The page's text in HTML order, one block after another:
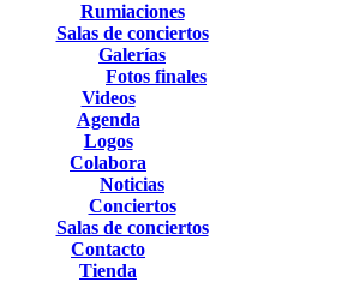
Rumiaciones
Salas de conciertos
Galerías
Fotos finales
Videos
Agenda
Logos
Colabora
Noticias
Conciertos
Salas de conciertos
Contacto
Tienda